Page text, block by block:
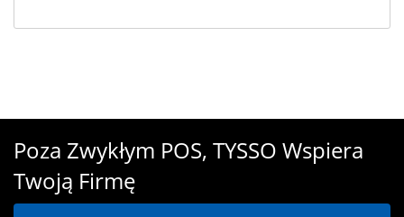
Poza Zwykłym POS, TYSSO Wspiera
Twoją Firmę